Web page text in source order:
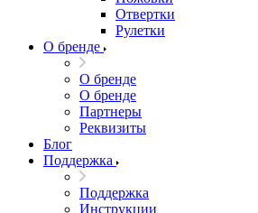
Отвертки
Рулетки
О бренде
О бренде
О бренде
Партнеры
Реквизиты
Блог
Поддержка
Поддержка
Инструкции